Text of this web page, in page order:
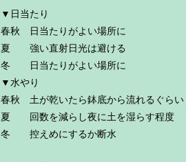
▼日当たり
春秋 日当たりがよい場所に
夏 強い直射日光は避ける
冬 日当たりがよい場所に
▼水やり
春秋 土が乾いたら鉢底から流れるぐらい
夏 回数を減らし夜に土を湿らす程度
冬 控えめにするか断水